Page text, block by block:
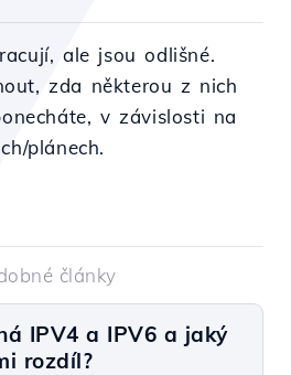
ale jsou odlišné.
zda některou z nich
v závislosti na
plánech.
články
IPV4 a IPV6 a jaký
rozdíl?